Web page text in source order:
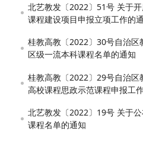
北艺教发〔2022〕51号 关于
课程建设项目申报立项工作的
桂教高教〔2022〕30号自治
区级一流本科课程名单的通知
桂教高教〔2022〕29号自治
高校课程思政示范课程申报工
北艺教发〔2022〕19号 关于
课程名单的通知